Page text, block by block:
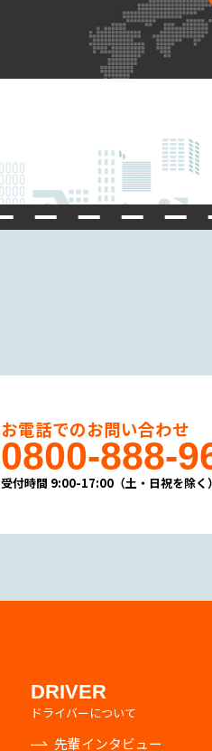
お電話でのお問い合わせ
0800-888-
受付時間 9:00-17:00（土・日祝を除く）
DRIVER
ドライバーについて
先輩インタビュー